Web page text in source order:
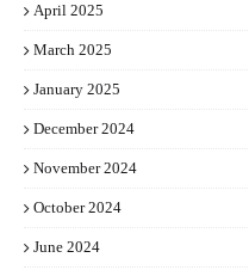
April 2025
March 2025
January 2025
December 2024
November 2024
October 2024
June 2024